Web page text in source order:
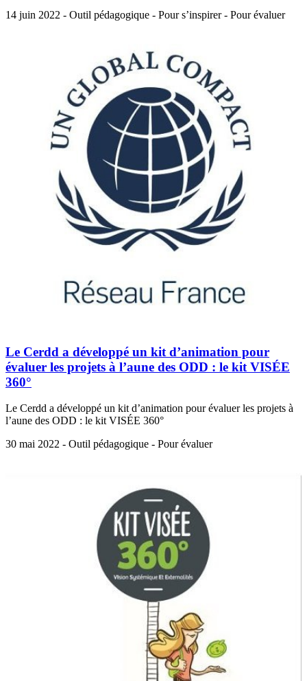
14 juin 2022 - Outil pédagogique - Pour s’inspirer - Pour évaluer
Le Cerdd a développé un kit d’animation pour
évaluer les projets à l’aune des ODD : le kit VISÉE
360°
Le Cerdd a développé un kit d’animation pour évaluer les projets à
l’aune des ODD : le kit VISÉE 360°
30 mai 2022 - Outil pédagogique - Pour évaluer